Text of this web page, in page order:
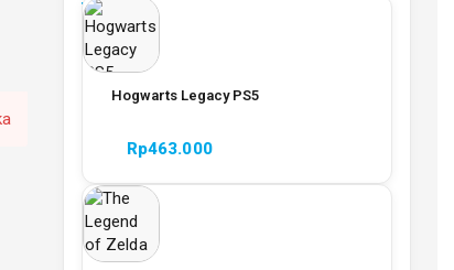
Hogwarts Legacy PS5
Rp463.000